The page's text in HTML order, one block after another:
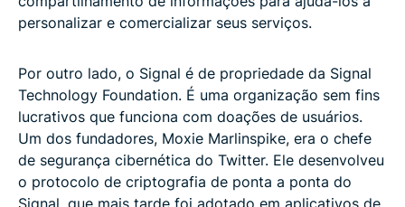
personalizar e comercializar seus serviços.
Por outro lado, o Signal é de propriedade da Signal
Technology Foundation. É uma organização sem fins
lucrativos que funciona com doações de usuários.
Um dos fundadores, Moxie Marlinspike, era o chefe
de segurança cibernética do Twitter. Ele desenvolveu
o protocolo de criptografia de ponta a ponta do
Signal, que mais tarde foi adotado em aplicativos de